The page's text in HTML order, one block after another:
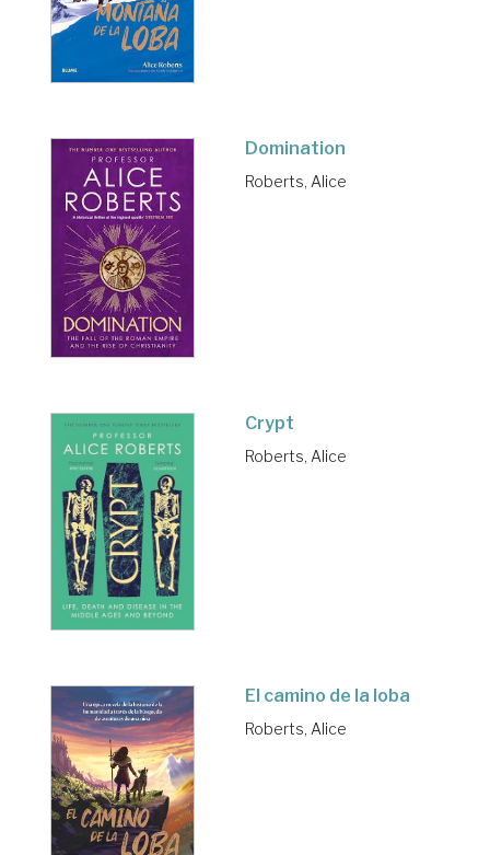
Domination
Roberts, Alice
Crypt
Roberts, Alice
El camino de la loba
Roberts, Alice